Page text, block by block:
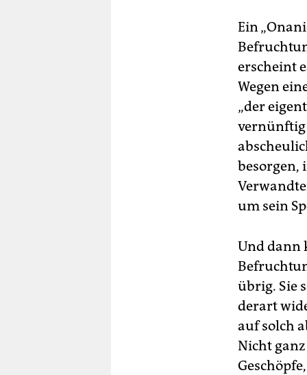
Ein
erscheint
Wegen
„der
vernünftig
besorgen,
um sein
Und dann
übrig. Sie
derart
auf solch
Nicht